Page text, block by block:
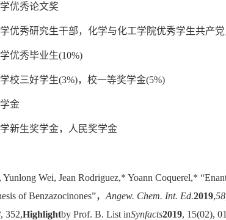
优秀论文奖
优秀研究生干部，化学与化工学院优秀学生共产
优秀毕业生(10%)
校三好学生(3%)，校一等奖学金(5%)
金
新生奖学金，人民奖学金
, Yunlong Wei, Jean Rodriguez,* Yoann Coquerel,*
of Benzazocinones”， Angew. Chem. Int. Ed.2019,58
, 352,Highlightby Prof. B. List inSynfacts2019, 15(02),